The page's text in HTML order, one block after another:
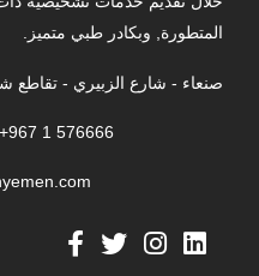
المتطورة, وبكادر طبي متميز.
صنعاء - شارع الزبيري - تقاطع
576666 1 967+ - 576555 1 967+